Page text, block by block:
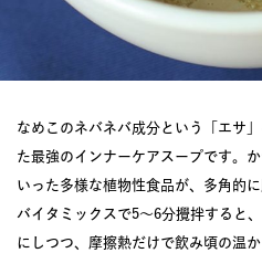
なめこのネバネバ成分という「エサ
た最強のインナーケアスープです。
いった多様な植物性食品が、多角的
バイタミックスで5〜6分攪拌すると
にしつつ、摩擦熱だけで飲み頃の温